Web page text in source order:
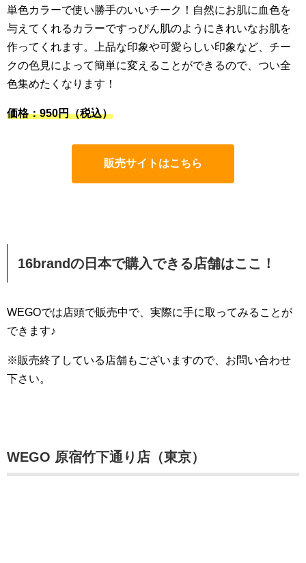
単色カラーで使い勝手のいいチーク！自然にお肌に血色を
与えてくれるカラーですっぴん肌のようにきれいなお肌を
作ってくれます。上品な印象や可愛らしい印象など、チー
クの色見によって簡単に変えることができるので、つい全
色集めたくなります！
価格：950円（税込）
販売サイトはこちら
16brandの日本で購入できる店舗はここ！
WEGOでは店頭で販売中で、実際に手に取ってみることが
できます♪
※販売終了している店舗もございますので、お問い合わせ
下さい。
WEGO 原宿竹下通り店（東京）